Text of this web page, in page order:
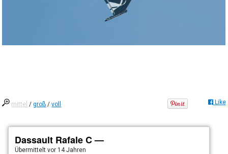
mittel /groß /voll Like
Dassault Rafale C —
Übermitteltvor 14 Jahren